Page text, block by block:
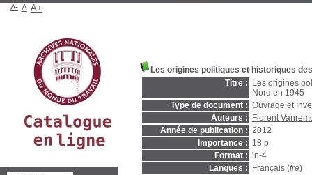
Les origines politiques et historiques
Titre :
Les origines
Nord en 1945
Type de document : Ouvrage et
Auteurs :
Florent
Année de publication : 2012
Importance : 18 p
Format : in-4
Langues :
Français (fre)
A- A A+